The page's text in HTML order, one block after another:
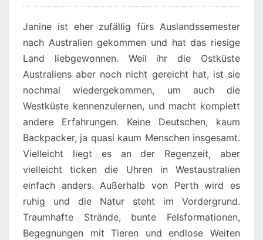
Janine ist eher zufällig fürs Auslandssemester
nach Australien gekommen und hat das riesige
Land liebgewonnen. Weil ihr die Ostküste
Australiens aber noch nicht gereicht hat, ist sie
nochmal wiedergekommen, um auch die
Westküste kennenzulernen, und macht komplett
andere Erfahrungen. Keine Deutschen, kaum
Backpacker, ja quasi kaum Menschen insgesamt.
Vielleicht liegt es an der Regenzeit, aber
vielleicht ticken die Uhren in Westaustralien
einfach anders. Außerhalb von Perth wird es
ruhig und die Natur steht im Vordergrund.
Traumhafte Strände, bunte Felsformationen,
Begegnungen mit Tieren und endlose Weiten